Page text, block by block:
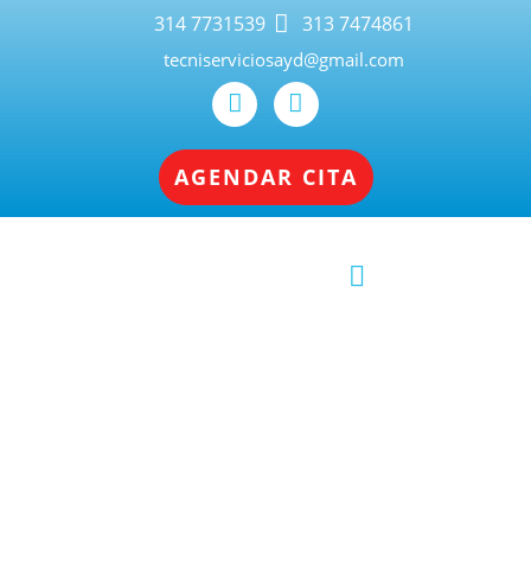
314 7731539 313 7474861
tecniserviciosayd@gmail.com
AGENDAR CITA